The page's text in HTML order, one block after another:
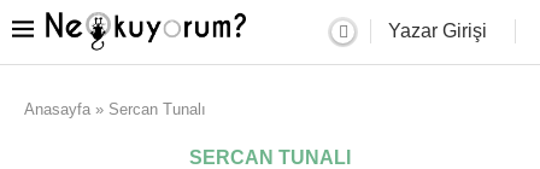
Yazar Girişi
Anasayfa » Sercan Tunalı
SERCAN TUNALI